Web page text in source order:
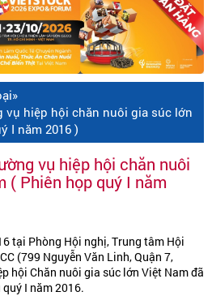
»
vụ hiệp hội chăn nuôi gia súc lớn
I năm 2016 )
vụ hiệp hội chăn nuôi
( Phiên họp quý I năm
tại Phòng Hội nghị, Trung tâm Hội
(799 Nguyễn Văn Linh, Quận 7,
hội Chăn nuôi gia súc lớn Việt Nam đã
I năm 2016.